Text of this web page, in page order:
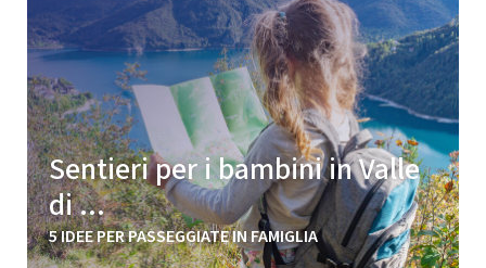
Sentieri per i bambini in Valle
di ...
5 IDEE PER PASSEGGIATE IN FAMIGLIA